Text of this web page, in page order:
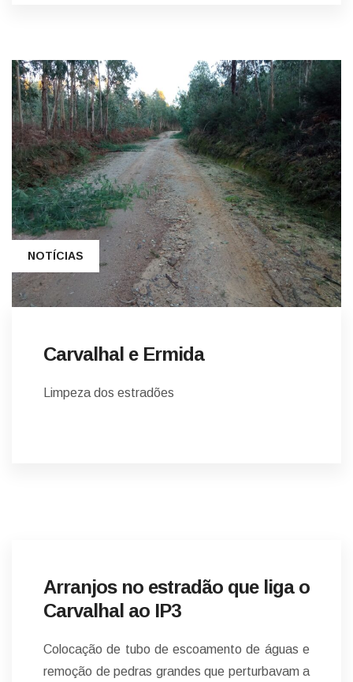
NOTÍCIAS
Carvalhal e Ermida
Limpeza dos estradões
Arranjos no estradão que liga o
Carvalhal ao IP3
Colocação de tubo de escoamento de águas e
remoção de pedras grandes que perturbavam a